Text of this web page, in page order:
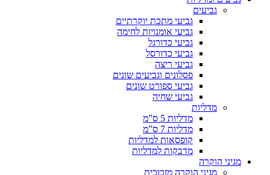
גביעים
גביעי מתכת יוקרתיים
גביעי אומנויות לחימה
גביעי כדורגל
גביעי כדורסל
גביעי ריצה
פסלונים וגביעים שונים
גביעי ספורט שונים
גביעי שחיה
מדליות
מדליות 5 ס”מ
מדליות 7 ס”מ
קופסאות למדליות
מדבקות למדליות
מגיני הוקרה
מגיני הוקרה מזכוכית